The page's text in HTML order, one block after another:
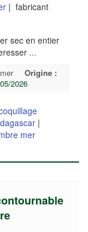
| fabricant
sec en entier
...
Origine :
2026
|
mer